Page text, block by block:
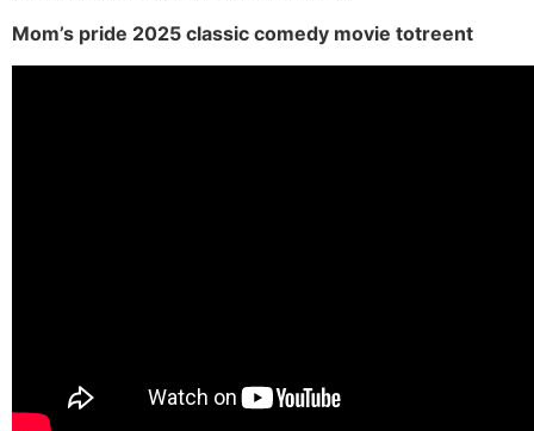
Mom’s pride 2025 classic comedy movie totreent